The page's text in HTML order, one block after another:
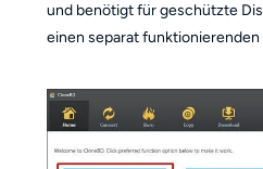
und benötigt für geschützte
einen separat